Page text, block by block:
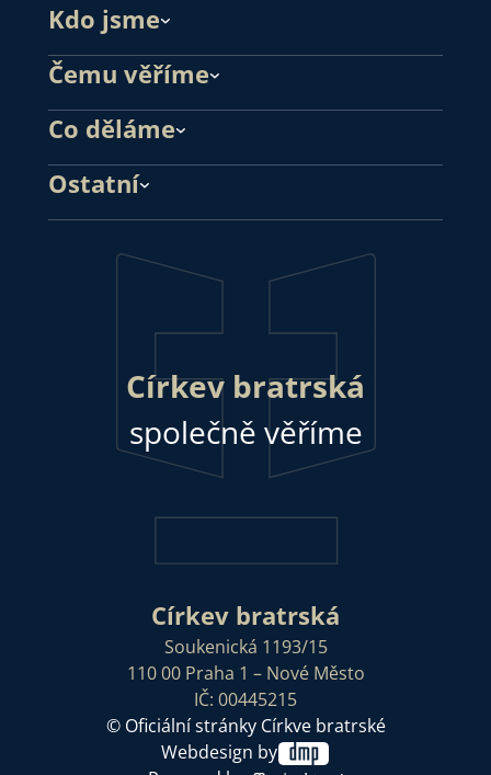
Kdo jsme
Čemu věříme
Co děláme
Ostatní
Církev bratrská
společně věříme
Církev bratrská
Soukenická 1193/15
110 00 Praha 1 – Nové Město
IČ: 00445215
© Oficiální stránky Církve bratrské
Webdesign by